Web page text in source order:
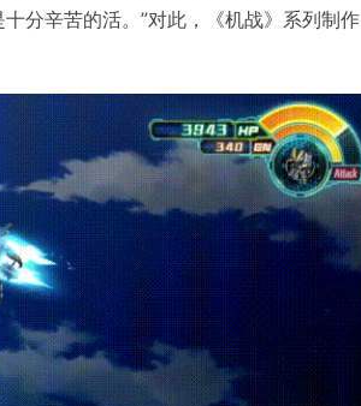
分辛苦的活。”对此，《机战》系列制作